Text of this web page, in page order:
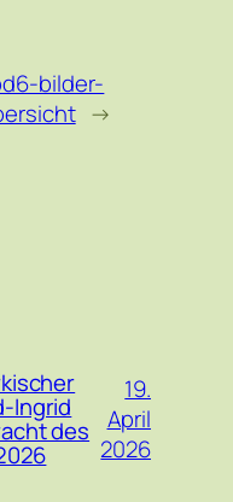
bilder-
→
Ingrid
des
19.
April
2026